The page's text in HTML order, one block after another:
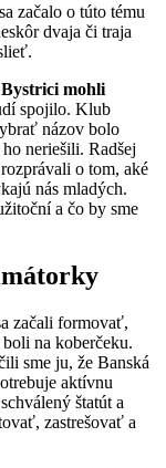
začalo o túto tému
dvaja či traja
Bystrici mohli
spojilo. Klub
názov bolo
neriešili. Radšej
o tom, aké
nás mladých.
a čo by sme
začali formovať,
na koberčeku.
sme ju, že Banská
aktívnu
štatút a
zastrešovať a